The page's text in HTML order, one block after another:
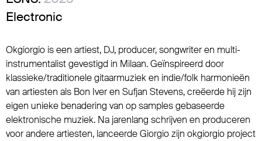
Electronic
Okgiorgio is een artiest, DJ, producer, songwriter en multi-
instrumentalist gevestigd in Milaan. Geïnspireerd door
klassieke/traditionele gitaarmuziek en indie/folk harmonieën
van artiesten als Bon Iver en Sufjan Stevens, creëerde hij zijn
eigen unieke benadering van op samples gebaseerde
elektronische muziek. Na jarenlang schrijven en produceren
voor andere artiesten, lanceerde Giorgio zijn okgiorgio project